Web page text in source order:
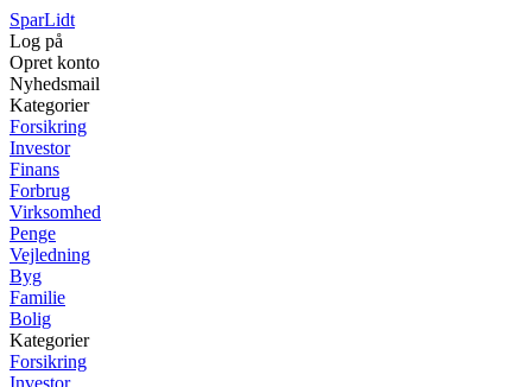
SparLidt
Log på
Opret konto
Nyhedsmail
Kategorier
Forsikring
Investor
Finans
Forbrug
Virksomhed
Penge
Vejledning
Byg
Familie
Bolig
Kategorier
Forsikring
Investor